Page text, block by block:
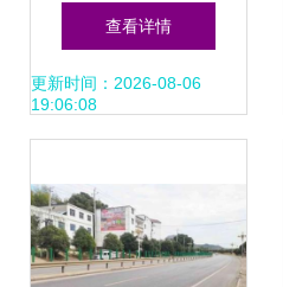
解析 户外广告牌价
格与选择指南
查看详情
更新时间：2026-08-06
19:06:08